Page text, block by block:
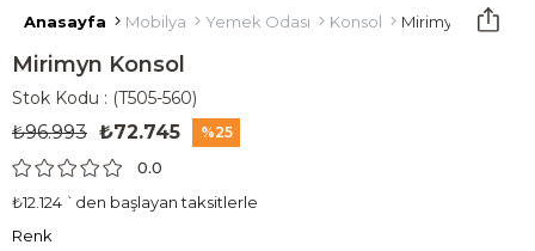
Anasayfa Mobilya Yemek Odası Konsol Mirimyn Konsol
Mirimyn Konsol
Stok Kodu (T505-560)
₺96.993 ₺72.745 25
0.0
₺12.124 `den başlayan taksitlerle
Renk